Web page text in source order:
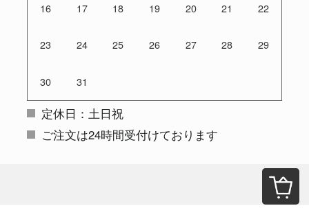
16 17 18 19 20 21 22
23 24 25 26 27 28 29
30 31
定休日：土日祝
ご注文は24時間受付けております